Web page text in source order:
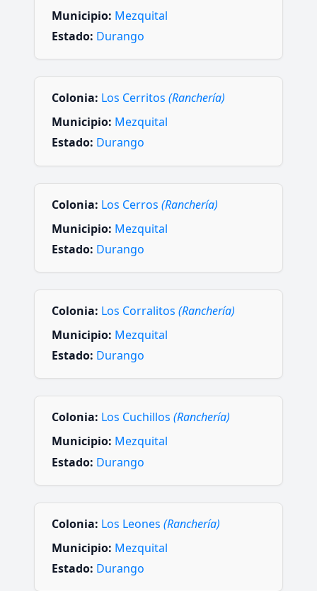
Municipio: Mezquital
Estado: Durango
Colonia: Los Cerritos (Ranchería)
Municipio: Mezquital
Estado: Durango
Colonia: Los Cerros (Ranchería)
Municipio: Mezquital
Estado: Durango
Colonia: Los Corralitos (Ranchería)
Municipio: Mezquital
Estado: Durango
Colonia: Los Cuchillos (Ranchería)
Municipio: Mezquital
Estado: Durango
Colonia: Los Leones (Ranchería)
Municipio: Mezquital
Estado: Durango